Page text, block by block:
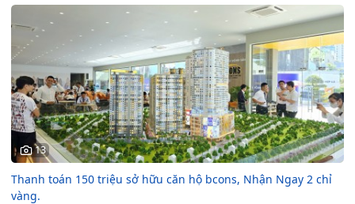
13
Thanh toán 150 triệu sở hữu căn hộ bcons, Nhận Ngay 2 chỉ
vàng.